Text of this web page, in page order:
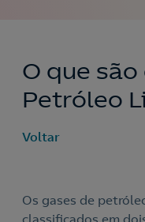
O que
Petróleo
Voltar
Os gases de
classificados em